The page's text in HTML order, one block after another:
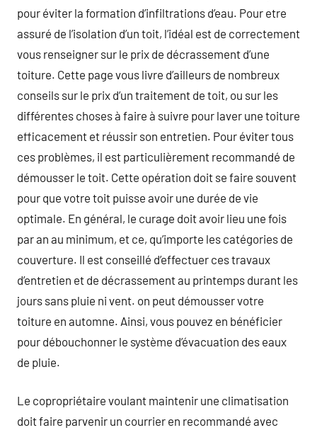
pour éviter la formation d’infiltrations d’eau. Pour etre
assuré de l’isolation d’un toit, l’idéal est de correctement
vous renseigner sur le prix de décrassement d’une
toiture. Cette page vous livre d’ailleurs de nombreux
conseils sur le prix d’un traitement de toit, ou sur les
différentes choses à faire à suivre pour laver une toiture
efficacement et réussir son entretien. Pour éviter tous
ces problèmes, il est particulièrement recommandé de
démousser le toit. Cette opération doit se faire souvent
pour que votre toit puisse avoir une durée de vie
optimale. En général, le curage doit avoir lieu une fois
par an au minimum, et ce, qu’importe les catégories de
couverture. Il est conseillé d’effectuer ces travaux
d’entretien et de décrassement au printemps durant les
jours sans pluie ni vent. on peut démousser votre
toiture en automne. Ainsi, vous pouvez en bénéficier
pour débouchonner le système d’évacuation des eaux
de pluie.
Le copropriétaire voulant maintenir une climatisation
doit faire parvenir un courrier en recommandé avec